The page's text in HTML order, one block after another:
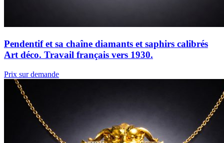
Pendentif et sa chaîne diamants et saphirs calibrés
Art déco. Travail français vers 1930.
Prix sur demande